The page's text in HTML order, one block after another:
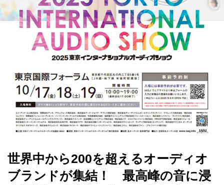
世界中から200を超えるオーディオ
ブランドが集結！ 最高峰の音に浸